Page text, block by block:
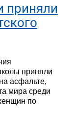
приняли
приняли
асфальте,
мира среди
по